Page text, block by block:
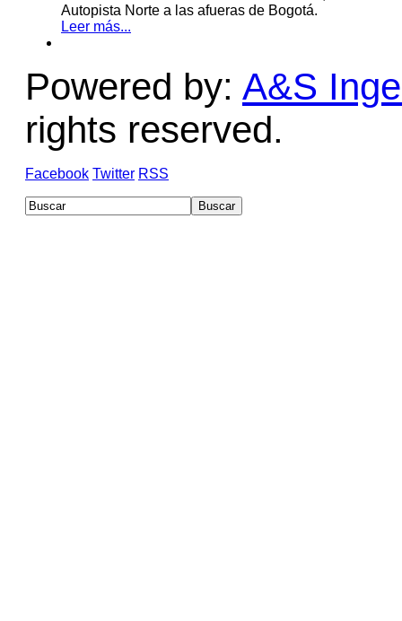
Autopista Norte a las afueras de Bogotá.
Leer más...
Powered by: A&S
rights reserved.
Facebook Twitter RSS